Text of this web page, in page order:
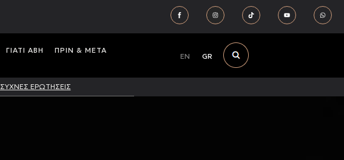
ΓΙΑΤΙ ABH
ΠΡΙΝ & ΜΕΤΑ
EN GR
ΣΥΧΝΕΣ ΕΡΩΤΗΣΕΙΣ